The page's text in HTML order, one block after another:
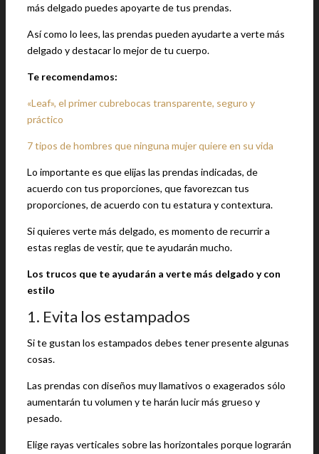
más delgado puedes apoyarte de tus prendas.
Así como lo lees, las prendas pueden ayudarte a verte más
delgado y destacar lo mejor de tu cuerpo.
Te recomendamos:
«Leaf», el primer cubrebocas transparente, seguro y
práctico
7 tipos de hombres que ninguna mujer quiere en su vida
Lo importante es que elijas las prendas indicadas, de
acuerdo con tus proporciones, que favorezcan tus
proporciones, de acuerdo con tu estatura y contextura.
Si quieres verte más delgado, es momento de recurrir a
estas reglas de vestir, que te ayudarán mucho.
Los trucos que te ayudarán a verte más delgado y con
estilo
1. Evita los estampados
Si te gustan los estampados debes tener presente algunas
cosas.
Las prendas con diseños muy llamativos o exagerados sólo
aumentarán tu volumen y te harán lucir más grueso y
pesado.
Elige rayas verticales sobre las horizontales porque lograrán